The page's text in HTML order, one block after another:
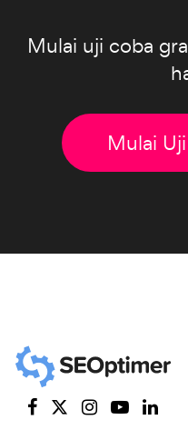
Mulai uji coba
Mulai